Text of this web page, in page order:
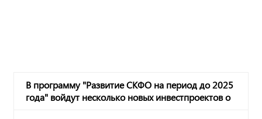
В программу "Развитие СКФО на период до 2025
года" войдут несколько новых инвестпроектов о